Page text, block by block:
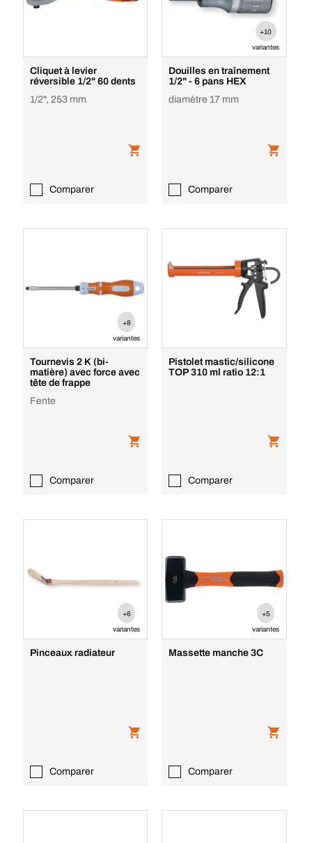
Cliquet à levier
réversible 1/2" 60 dents
1/2", 253 mm
Comparer
+10
variantes
Douilles en traînement
1/2" - 6 pans HEX
diamètre 17 mm
Comparer
+8
variantes
Tournevis 2 K (bi-
matière) avec force avec
tête de frappe
Fente
Comparer
Pistolet mastic/silicone
TOP 310 ml ratio 12:1
Comparer
+6
variantes
Pinceaux radiateur
Comparer
+5
variantes
Massette manche 3C
Comparer